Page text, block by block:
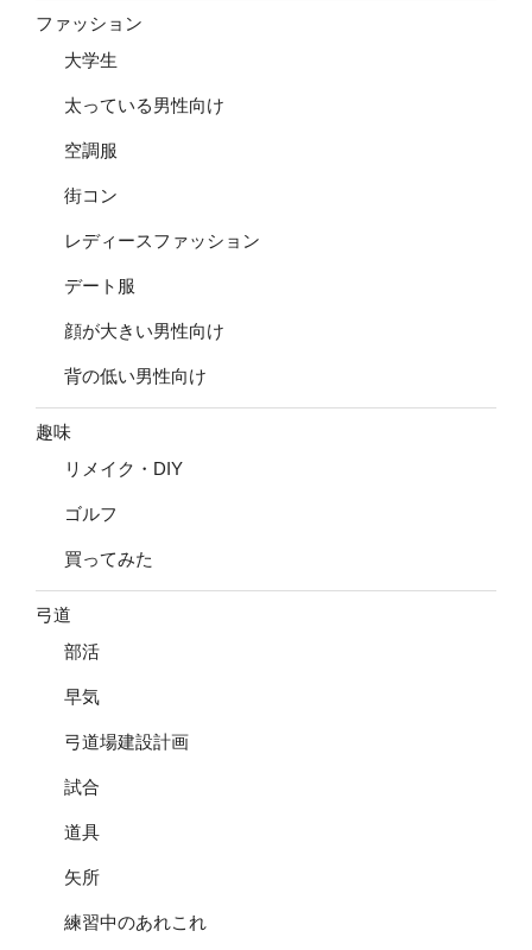
ファッション
大学生
太っている男性向け
空調服
街コン
レディースファッション
デート服
顔が大きい男性向け
背の低い男性向け
趣味
リメイク・DIY
ゴルフ
買ってみた
弓道
部活
早気
弓道場建設計画
試合
道具
矢所
練習中のあれこれ